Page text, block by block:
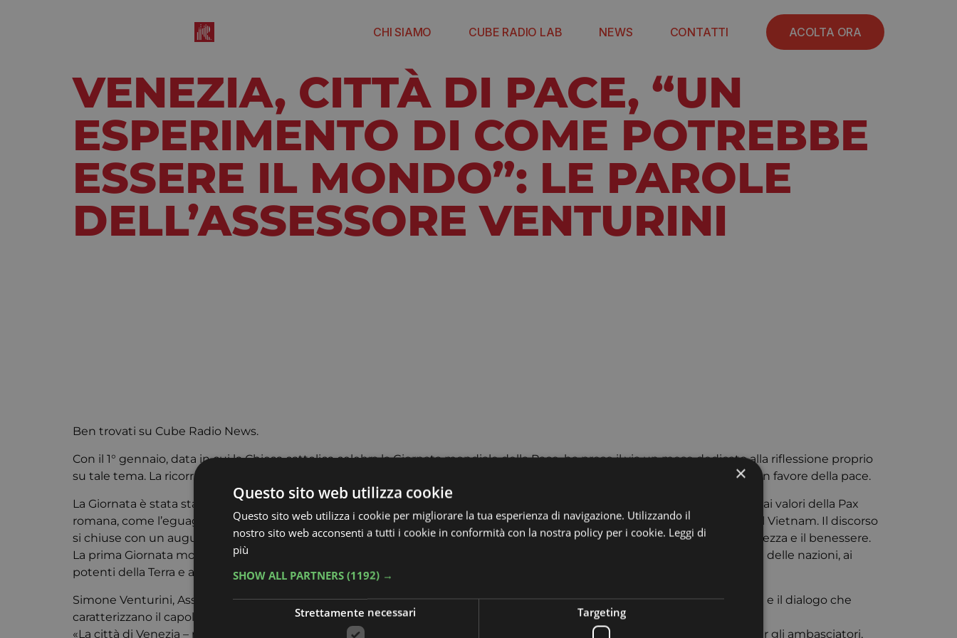
CHI SIAMO CUBE RADIO LAB NEWS CONTATTI ACOLTA ORA
VENEZIA, CITTÀ DI PACE, “UN
ESPERIMENTO DI COME POTREBBE
ESSERE IL MONDO”: LE PAROLE
DELL’ASSESSORE VENTURINI
Ben trovati su Cube Radio News.
Con il 1° gennaio, data in cui la Chiesa cattolica celebra la Giornata mondiale della Pace, ha preso il via un mese dedicato alla riflessione proprio
su tale tema. La ricorrenza, celebrata con cadenza annuale, ha lo scopo di dedicare il primo giorno dell’anno alla preghiera in favore della pace.
La Giornata è stata stabilita da Papa Paolo VI, tramite un messaggio dell’8 dicembre 1967. Il Pontefice, dopo alcuni rimandi ai valori della Pax
romana, come l’eguaglianza dei diritti dei cittadini, rivolse un appello affinché fosse stimolato un dialogo circa la Guerra del Vietnam. Il discorso
si chiuse con un augurio e una preghiera per la pace e per tutto ciò che essa può portare con sé, come la speranza, la sicurezza e il benessere.
La prima Giornata mondiale della Pace fu celebrata il 1° gennaio 1968. Da allora, ogni anno, il Pontefice diffonde a tutti i capi delle nazioni, ai
potenti della Terra e a tutti gli uomini “di buona volontà” un invito alla riflessione sul tema della pace.
Simone Venturini, Assessore alla Coesione sociale della città di Venezia, ci ha fornito il suo punto di vista circa l’integrazione e il dialogo che
caratterizzano il capoluogo veneto.
«La città di Venezia – riferisce l’Assessore – da sempre è un ponte tra l’Oriente e l’Occidente: è stata la porta per le merci, per gli ambasciatori,
×
Questo sito web utilizza cookie
Questo sito web utilizza i cookie per migliorare la tua esperienza di navigazione. Utilizzando il
nostro sito web acconsenti a tutti i cookie in conformità con la nostra policy per i cookie. Leggi di
più
SHOW ALL PARTNERS (1192) →
Strettamente necessari Targeting